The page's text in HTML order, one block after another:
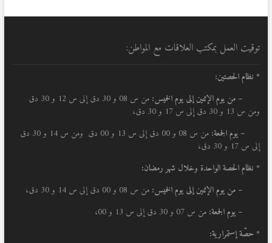
توقيت العمل بمكتب العلاقات مع المواطن:
* نظام الحصتين:
– من يوم الإثنين إلى يوم الخميس:
من س 08 و 30 دق إلى س 12 و 30 دق
ومن س 13 و 30 دق إلى س 17 و 30 دق،
– يوم الجمعة:
من س 08 و 00 دق إلى س 13 و 00 دق ومن س 14 و 30 دق
إلى س 17 و 30 دق،
* نظام الحصة الواحدة وخلال شهر رمضان:
– من يوم الإثنين إلى يوم الخميس: من س 08 و 00 دق إلى س 14 و 30 دق،
– يوم الجمعة: من س 07 و 30 دق إلى س 13 و 00،
* حصّة إستمرارية: